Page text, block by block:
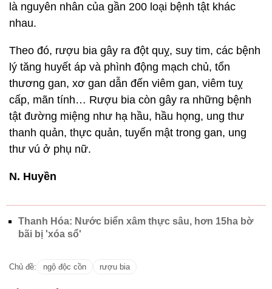
là nguyên nhân của gần 200 loại bệnh tật khác
nhau.
Theo đó, rượu bia gây ra đột quỵ, suy tim, các bệnh
lý tăng huyết áp và phình động mạch chủ, tổn
thương gan, xơ gan dẫn đến viêm gan, viêm tuỵ
cấp, mãn tính… Rượu bia còn gây ra những bệnh
tật đường miệng như hạ hầu, hầu họng, ung thư
thanh quản, thực quản, tuyến mật trong gan, ung
thư vú ở phụ nữ.
N. Huyền
Thanh Hóa: Nước biển xâm thực sâu, hơn 15ha bờ
bãi bị 'xóa sổ'
Chủ đề: ngộ độc cồn rượu bia